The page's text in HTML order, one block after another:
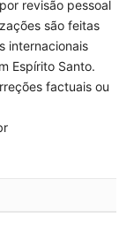
revisão pessoal
são feitas
internacionais
Espírito Santo.
factuais ou